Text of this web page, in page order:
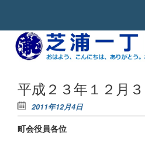
Skip to content
芝
一
丁
町
お
は
よ
こ
ん
に
ち
あ
平成２３年１２月
2011年12月4日
町会役員各位